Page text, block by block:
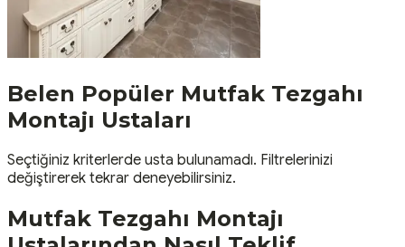
Belen Popüler Mutfak Tezgahı
Montajı Ustaları
Seçtiğiniz kriterlerde usta bulunamadı. Filtrelerinizi
değiştirerek tekrar deneyebilirsiniz.
Mutfak Tezgahı Montajı